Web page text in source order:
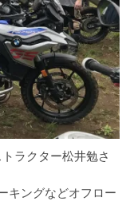
ラクター松井勉さ
キングなどオフロー